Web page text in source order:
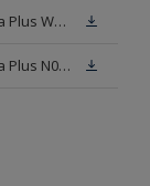
Veiligheidsinformatieblad Rubbol Satura Plus W05 (MSDS)
Veiligheidsinformatieblad Rubbol Satura Plus N00 (MSDS)